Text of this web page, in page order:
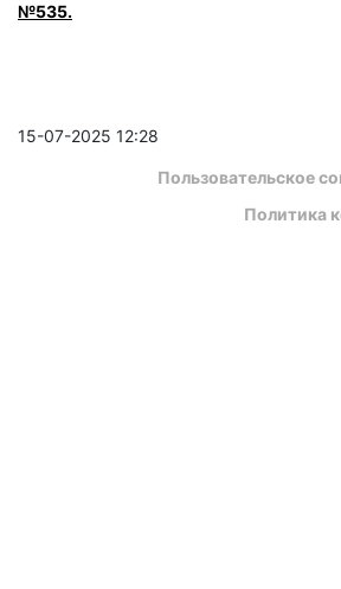
№535.
15-07-2025 12:28
Пользовательское
Политика